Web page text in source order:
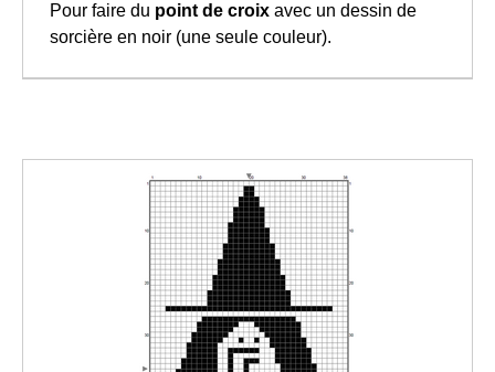
Pour faire du point de croix avec un dessin de
sorcière en noir (une seule couleur).